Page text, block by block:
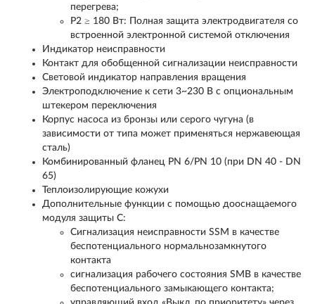
перегрева;
P2 ≥ 180 Вт: Полная защита электродвигателя со
встроенной электронной системой отключения
Индикатор неисправности
Контакт для обобщенной сигнализации неисправности
Световой индикатор направления вращения
Электроподключение к сети 3~230 В с опциональным
штекером переключения
Корпус насоса из бронзы или серого чугуна (в
зависимости от типа может применяться нержавеющая
сталь)
Комбинированный фланец PN 6/PN 10 (при DN 40 - DN
65)
Теплоизолирующие кожухи
Дополнительные функции с помощью дооснащаемого
модуля защиты C:
Сигнализация неисправности SSM в качестве
беспотенциального нормальнозамкнутого
контакта
сигнализация рабочего состояния SMB в качестве
беспотенциального замыкающего контакта;